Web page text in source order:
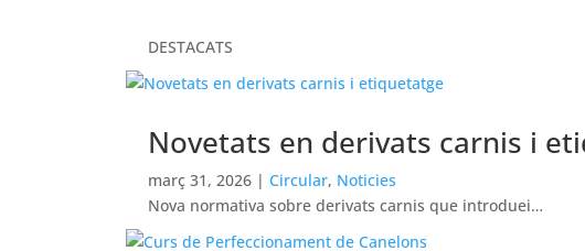
DESTACATS
Novetats en derivats carnis i
març 31, 2026 |Circular, Noticies
Nova normativa sobre derivats carnis que introduei…